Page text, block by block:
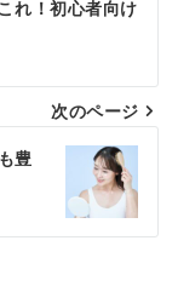
れ！初心者向け
次のページ
豊